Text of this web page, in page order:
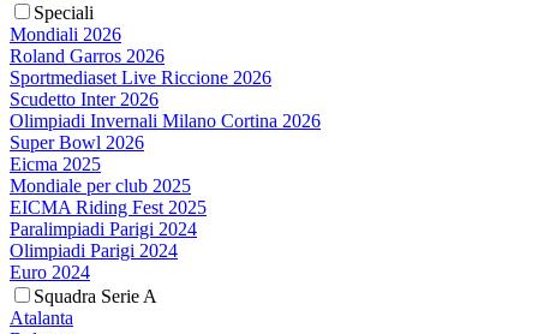
Speciali
Mondiali 2026
Roland Garros 2026
Sportmediaset Live Riccione 2026
Scudetto Inter 2026
Olimpiadi Invernali Milano Cortina 2026
Super Bowl 2026
Eicma 2025
Mondiale per club 2025
EICMA Riding Fest 2025
Paralimpiadi Parigi 2024
Olimpiadi Parigi 2024
Euro 2024
Squadra Serie A
Atalanta